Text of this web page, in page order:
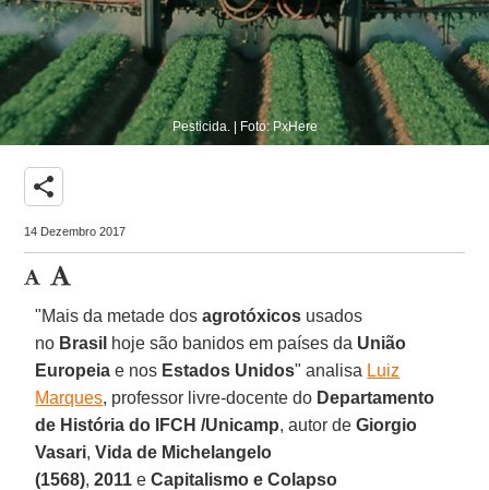
Pesticida. | Foto: PxHere
share
14 Dezembro 2017
"Mais da metade dosagrotóxicos usados
no Brasil hoje são banidos em países da União
Europeia e nos Estados Unidos" analisa Luiz
Marques, professor livre-docente do Departamento
de História do IFCH /Unicamp, autor deGiorgio
Vasari, Vida de Michelangelo
(1568),2011 eCapitalismo e Colapso